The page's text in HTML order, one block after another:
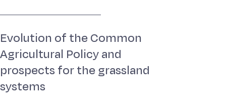
Evolution of the Common
Agricultural Policy and
prospects for the grassland
systems